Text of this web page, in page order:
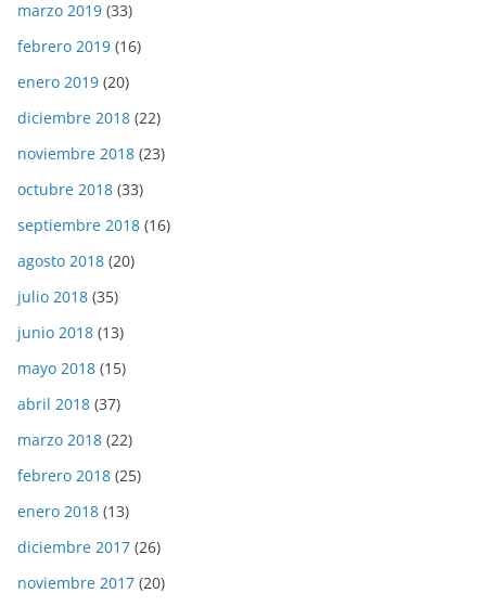
marzo 2019 (33)
febrero 2019 (16)
enero 2019 (20)
diciembre 2018 (22)
noviembre 2018 (23)
octubre 2018 (33)
septiembre 2018 (16)
agosto 2018 (20)
julio 2018 (35)
junio 2018 (13)
mayo 2018 (15)
abril 2018 (37)
marzo 2018 (22)
febrero 2018 (25)
enero 2018 (13)
diciembre 2017 (26)
noviembre 2017 (20)